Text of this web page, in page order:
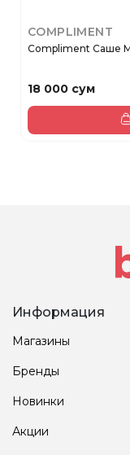
COMPLIMENT
Compliment Саше
18 000 сум
Информация
Магазины
Бренды
Новинки
Акции